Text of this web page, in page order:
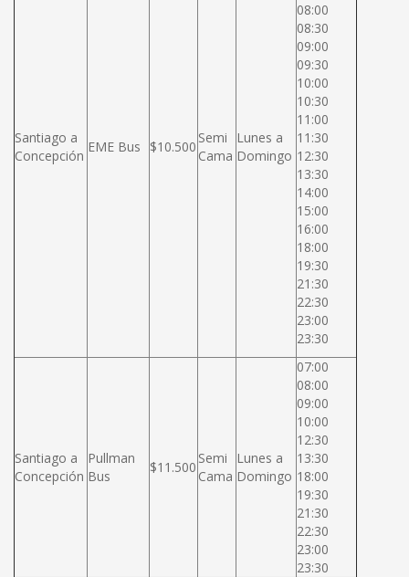
Santiago a
Concepción
EME Bus $10.500
Semi
Cama
Lunes a
Domingo
08:00
08:30
09:00
09:30
10:00
10:30
11:00
11:30
12:30
13:30
14:00
15:00
16:00
18:00
19:30
21:30
22:30
23:00
23:30
Santiago a
Concepción
Pullman
Bus
$11.500
Semi
Cama
Lunes a
Domingo
07:00
08:00
09:00
10:00
12:30
13:30
18:00
19:30
21:30
22:30
23:00
23:30